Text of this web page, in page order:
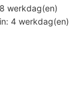
werkdag(en)
4 werkdag(en)